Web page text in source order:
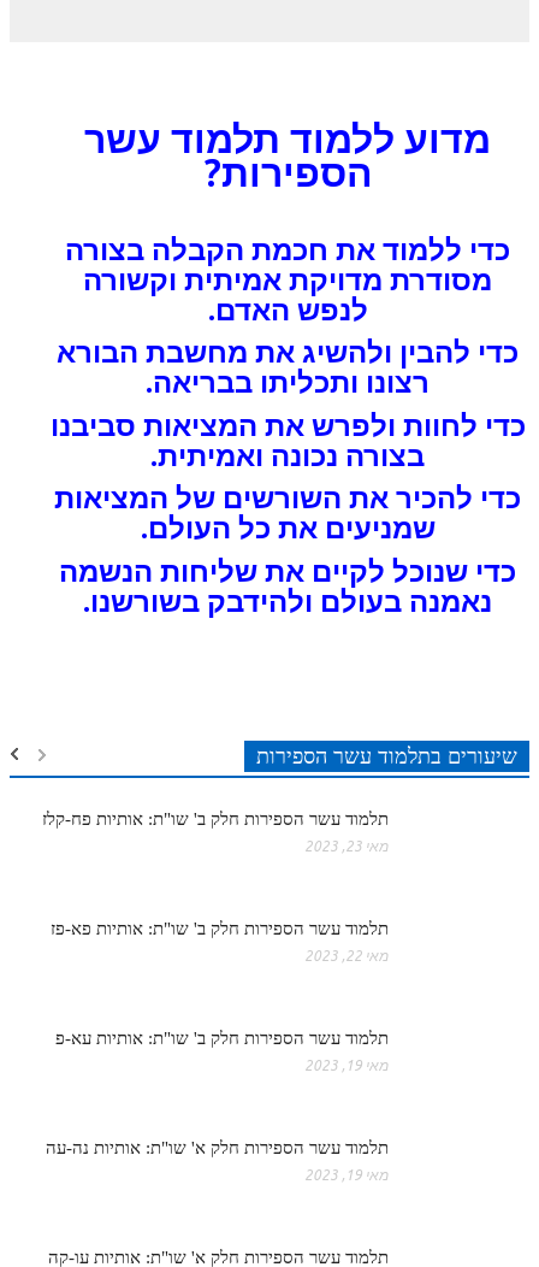
מדוע ללמוד תלמוד עשר
הספירות?
כדי ללמוד את חכמת הקבלה בצורה
מסודרת מדויקת אמיתית וקשורה
לנפש האדם.
כדי להבין ולהשיג את מחשבת הבורא
רצונו ותכליתו בבריאה.
כדי לחוות ולפרש את המציאות סביבנו
בצורה נכונה ואמיתית.
כדי להכיר את השורשים של המציאות
שמניעים את כל העולם.
כדי שנוכל לקיים את שליחות הנשמה
נאמנה בעולם ולהידבק בשורשנו.
שיעורים בתלמוד עשר הספירות
תלמוד עשר הספירות חלק ב' שו"ת: אותיות פח-קלז
מאי 23, 2023
תלמוד עשר הספירות חלק ב' שו"ת: אותיות פא-פז
מאי 22, 2023
תלמוד עשר הספירות חלק ב' שו"ת: אותיות עא-פ
מאי 19, 2023
תלמוד עשר הספירות חלק א' שו"ת: אותיות נה-עה
מאי 19, 2023
תלמוד עשר הספירות חלק א' שו"ת: אותיות עו-קה